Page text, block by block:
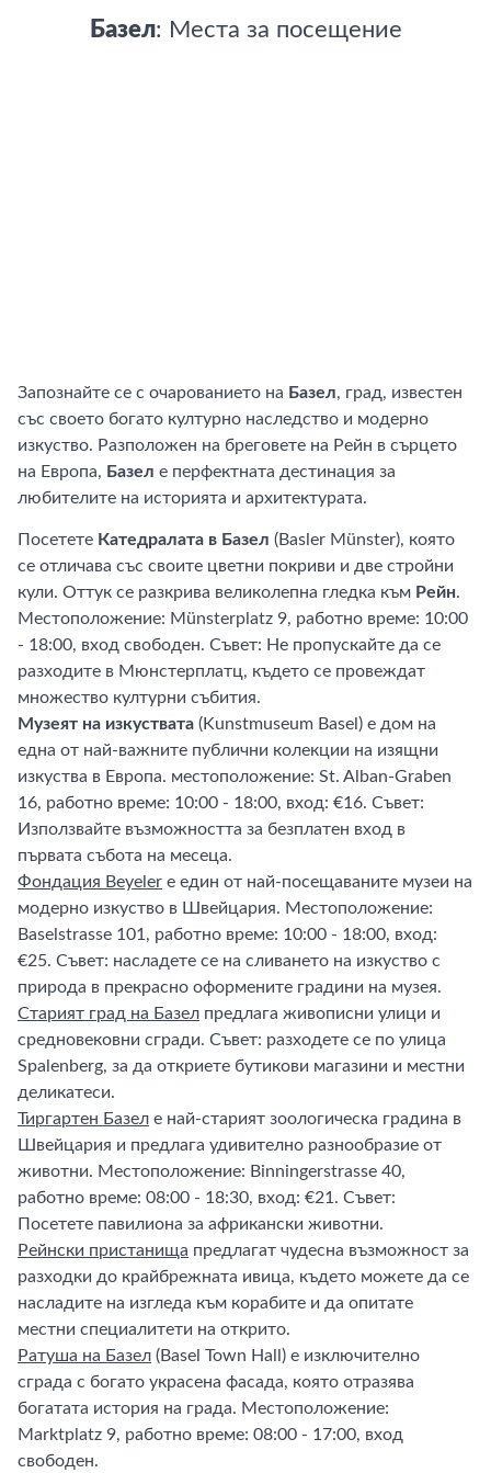
Базел: Места за посещение
Запознайте се с очарованието на Базел, град, известен
със своето богато културно наследство и модерно
изкуство. Разположен на бреговете на Рейн в сърцето
на Европа, Базел е перфектната дестинация за
любителите на историята и архитектурата.
Посетете Катедралата в Базел (Basler Münster), която
се отличава със своите цветни покриви и две стройни
кули. Оттук се разкрива великолепна гледка към Рейн.
Местоположение: Münsterplatz 9, работно време: 10:00
- 18:00, вход свободен. Съвет: Не пропускайте да се
разходите в Мюнстерплатц, където се провеждат
множество културни събития.
Музеят на изкуствата (Kunstmuseum Basel) е дом на
една от най-важните публични колекции на изящни
изкуства в Европа. местоположение: St. Alban-Graben
16, работно време: 10:00 - 18:00, вход: €16. Съвет:
Използвайте възможността за безплатен вход в
първата събота на месеца.
Фондация Beyeler е един от най-посещаваните музеи на
модерно изкуство в Швейцария. Местоположение:
Baselstrasse 101, работно време: 10:00 - 18:00, вход:
€25. Съвет: насладете се на сливането на изкуство с
природа в прекрасно оформените градини на музея.
Старият град на Базел предлага живописни улици и
средновековни сгради. Съвет: разходете се по улица
Spalenberg, за да откриете бутикови магазини и местни
деликатеси.
Тиргартен Базел е най-старият зоологическа градина в
Швейцария и предлага удивително разнообразие от
животни. Местоположение: Binningerstrasse 40,
работно време: 08:00 - 18:30, вход: €21. Съвет:
Посетете павилиона за африкански животни.
Рейнски пристанища предлагат чудесна възможност за
разходки до крайбрежната ивица, където можете да се
насладите на изгледа към корабите и да опитате
местни специалитети на открито.
Ратуша на Базел (Basel Town Hall) е изключително
сграда с богато украсена фасада, която отразява
богатата история на града. Местоположение:
Marktplatz 9, работно време: 08:00 - 17:00, вход
свободен.